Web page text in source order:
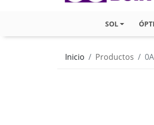
SOL
Inicio Productos